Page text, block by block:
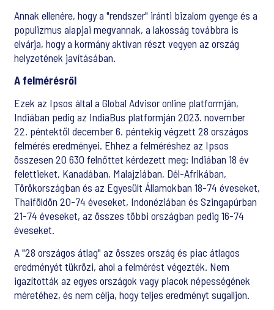
Annak ellenére, hogy a "rendszer" iránti bizalom gyenge és a
populizmus alapjai megvannak, a lakosság továbbra is
elvárja, hogy a kormány aktívan részt vegyen az ország
helyzetének javításában.
A felmérésről
Ezek az Ipsos által a Global Advisor online platformján,
Indiában pedig az IndiaBus platformján 2023. november
22. péntektől december 6. péntekig végzett 28 országos
felmérés eredményei. Ehhez a felméréshez az Ipsos
összesen 20 630 felnőttet kérdezett meg: Indiában 18 év
felettieket, Kanadában, Malajziában, Dél-Afrikában,
Törökországban és az Egyesült Államokban 18-74 éveseket,
Thaiföldön 20-74 éveseket, Indonéziában és Szingapúrban
21-74 éveseket, az összes többi országban pedig 16-74
éveseket.
A "28 országos átlag" az összes ország és piac átlagos
eredményét tükrözi, ahol a felmérést végezték. Nem
igazították az egyes országok vagy piacok népességének
méretéhez, és nem célja, hogy teljes eredményt sugalljon.